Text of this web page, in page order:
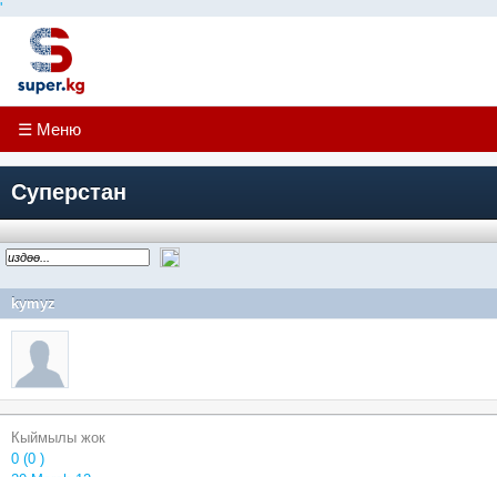
'
☰ Меню
Суперстан
kymyz
Кыймылы жок
0 (0 )